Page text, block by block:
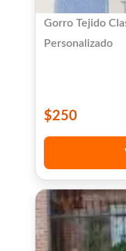
Gorro Tejido
Personalizado
$250